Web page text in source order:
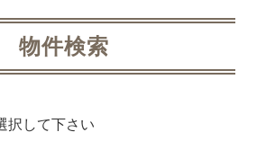
物件検索
択して下さい